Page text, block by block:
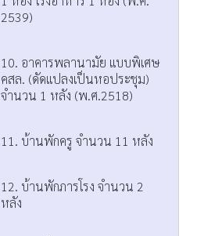
2539)
10. อาคารพลานามัย แบบพิเศษ
คสล. (ดัดแปลงเป็นหอประชุม)
จำนวน 1 หลัง (พ.ศ.2518)
11. บ้านพักครู จำนวน 11 หลัง
12. บ้านพักภารโรง จำนวน 2
หลัง